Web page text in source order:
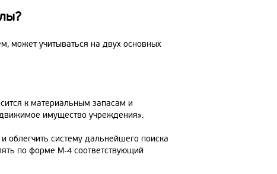
может учитываться на двух основных
к материальным запасам и
имущество учреждения».
облегчить систему дальнейшего поиска
по форме М-4 соответствующий